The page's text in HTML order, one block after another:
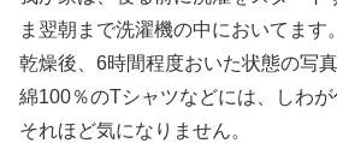
ま翌朝まで洗濯機の中においてます。
乾燥後、6時間程度おいた状態の写真
綿100％のTシャツなどには、しわ
それほど気になりません。